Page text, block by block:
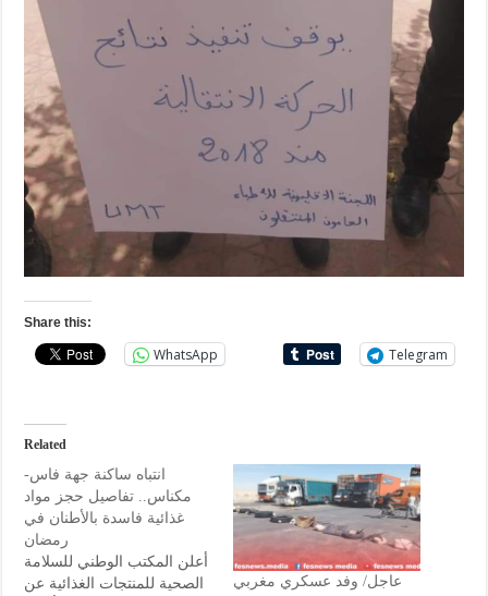
Share this:
WhatsApp Telegram
Related
انتباه ساكنة جهة فاس-
مكناس.. تفاصيل حجز مواد
غذائية فاسدة بالأطنان في
رمضان
أعلن المكتب الوطني للسلامة
الصحية للمنتجات الغذائية عن
عاجل/ وفد عسكري مغربي